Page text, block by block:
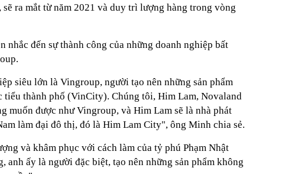
ra mắt từ năm 2021 và duy trì lượng hàng trong vòng
nhắc đến sự thành công của những doanh nghiệp bất
siêu lớn là Vingroup, người tạo nên những sản phẩm
tiểu thành phố (VinCity). Chúng tôi, Him Lam, Novaland
muốn được như Vingroup, và Him Lam sẽ là nhà phát
làm đại đô thị, đó là Him Lam City", ông Minh chia sẻ.
và khâm phục với cách làm của tỷ phú Phạm Nhật
anh ấy là người đặc biệt, tạo nên những sản phẩm không